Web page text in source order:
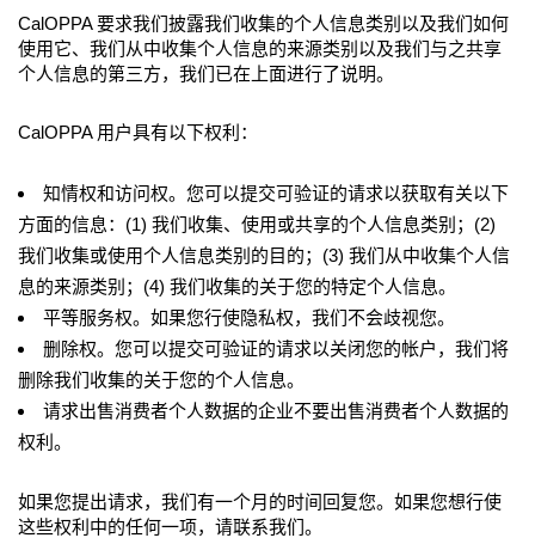
CalOPPA 要求我们披露我们收集的个人信息类别以及我们如何
使用它、我们从中收集个人信息的来源类别以及我们与之共享
个人信息的第三方，我们已在上面进行了说明。
CalOPPA 用户具有以下权利：
知情权和访问权。您可以提交可验证的请求以获取有关以下
方面的信息：(1) 我们收集、使用或共享的个人信息类别；(2)
我们收集或使用个人信息类别的目的；(3) 我们从中收集个人信
息的来源类别；(4) 我们收集的关于您的特定个人信息。
平等服务权。如果您行使隐私权，我们不会歧视您。
删除权。您可以提交可验证的请求以关闭您的帐户，我们将
删除我们收集的关于您的个人信息。
请求出售消费者个人数据的企业不要出售消费者个人数据的
权利。
如果您提出请求，我们有一个月的时间回复您。如果您想行使
这些权利中的任何一项，请联系我们。